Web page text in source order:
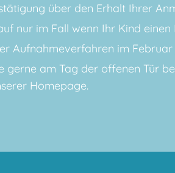
über den Erhalt Ihrer
nur im Fall wenn Ihr Kind
Aufnahmeverfahren im Februar
gerne am Tag der offenen Tür
Homepage.